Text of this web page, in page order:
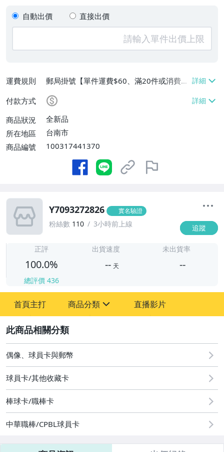
自動出價 直接出價
運費規則
郵局掛號【單件運費$60、滿20件或消費滿
$20000免運費】
付款方式
商品狀況
全新品
所在地區
台南市
商品編號
100317441370
Y7093272826 實名驗證
粉絲數 110 3小時前上線 追蹤
正評
100.0%
總評價 436
出貨速度
-- 天
未出貨率
--
首頁主打 商品分類
玩具、模型與公仔
偶像、球員卡與郵幣
直播影片
偶像、球員卡與郵幣
球員卡/其他收藏卡
棒球卡/職棒卡
中華職棒/CPBL球員卡